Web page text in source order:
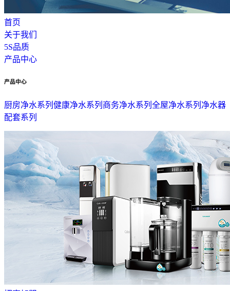
首页
关于我们
5S品质
产品中心
产品中心
厨房净水系列 健康净水系列 商务净水系列 全屋净水系列 净水器
配套系列